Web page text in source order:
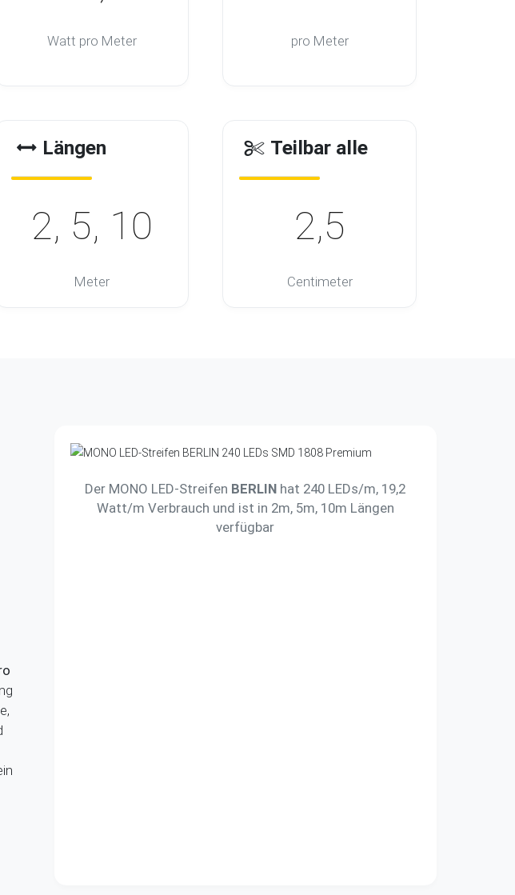
Watt pro Meter pro Meter
Längen
2, 5, 10
Meter
Teilbar alle
2,5
Centimeter
Der MONO LED-Streifen BERLIN hat 240 LEDs/m, 19,2
Watt/m Verbrauch und ist in 2m, 5m, 10m Längen
verfügbar